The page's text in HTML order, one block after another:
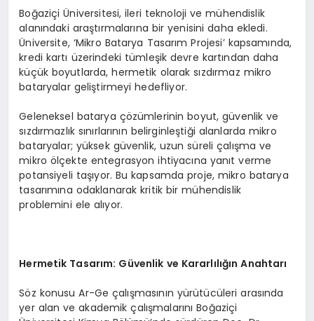
Boğaziçi Üniversitesi, ileri teknoloji ve mühendislik
alanındaki araştırmalarına bir yenisini daha ekledi.
Üniversite, ‘Mikro Batarya Tasarım Projesi’ kapsamında,
kredi kartı üzerindeki tümleşik devre kartından daha
küçük boyutlarda, hermetik olarak sızdırmaz mikro
bataryalar geliştirmeyi hedefliyor.
Geleneksel batarya çözümlerinin boyut, güvenlik ve
sızdırmazlık sınırlarının belirginleştiği alanlarda mikro
bataryalar; yüksek güvenlik, uzun süreli çalışma ve
mikro ölçekte entegrasyon ihtiyacına yanıt verme
potansiyeli taşıyor. Bu kapsamda proje, mikro batarya
tasarımına odaklanarak kritik bir mühendislik
problemini ele alıyor.
Hermetik Tasarım: Güvenlik ve Kararlılığın Anahtarı
Söz konusu Ar-Ge çalışmasının yürütücüleri arasında
yer alan ve akademik çalışmalarını Boğaziçi